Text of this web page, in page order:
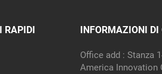
RAPIDI INFORMAZIONI
Office add : Stanza
America Innovation